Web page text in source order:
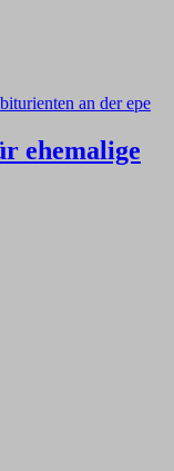
ehemalige